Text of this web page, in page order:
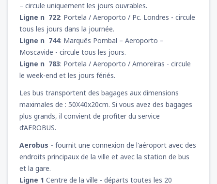
– circule uniquement les jours ouvrables.
Ligne n 722: Portela / Aeroporto / Pc. Londres - circule
tous les jours dans la journée.
Ligne n 744: Marquês Pombal – Aeroporto –
Moscavide - circule tous les jours.
Ligne n 783: Portela / Aeroporto / Amoreiras - circule
le week-end et les jours fériés.
Les bus transportent des bagages aux dimensions
maximales de : 50X40x20cm. Si vous avez des bagages
plus grands, il convient de profiter du service
d’AEROBUS.
Aerobus - fournit une connexion de l'aéroport avec des
endroits principaux de la ville et avec la station de bus
et la gare.
Ligne 1 Centre de la ville - départs toutes les 20